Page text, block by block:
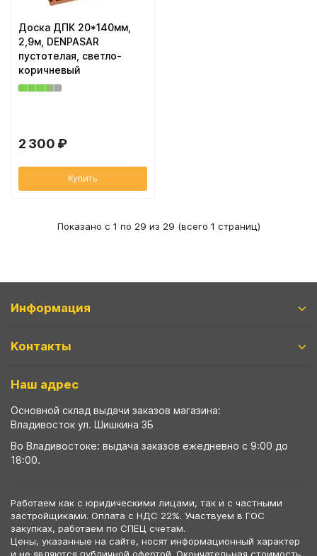
Доска ДПК 20*140мм,
2,9м, DENPASAR
пустотелая, светло-
коричневый
2 300 ₽
Купить
Показано с 1 по 29 из 29 (всего 1 страниц)
Информация
Контакты
Наш адрес
Основной склад выдачи заказов магазина:
Владивосток ул. Шишкина 3Б
Во Владивостоке: выдача заказов ежедневно с 9:00 до
18:00.
Работаем как с юридическими лицами, так и с частными
застройщиками. Оплата с НДС 22%. Участвуем в ГОС
закупках, работаем по СПЕЦ счетам.
Цены, указанные на сайте, носят информационный характер